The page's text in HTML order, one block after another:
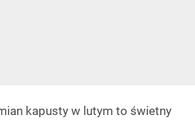
kapusty w lutym to świetny